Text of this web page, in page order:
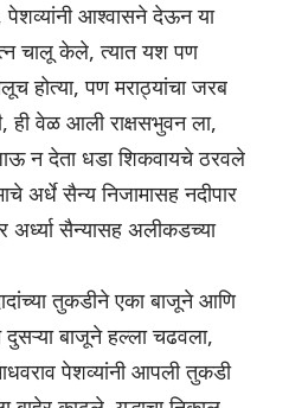
आश्वासने देऊन या
चालू केले, त्यात यश पण
होत्या, पण मराठ्यांचा जरब
ही वेळ आली राक्षसभुवन ला,
जाऊ न देता धडा शिकवायचे ठरवले
अर्धे सैन्य निजामासह नदीपार
सैन्यासह अलीकडच्या
तुकडीने एका बाजूने आणि
दुसऱ्या बाजूने हल्ला चढवला,
पेशव्यांनी आपली तुकडी